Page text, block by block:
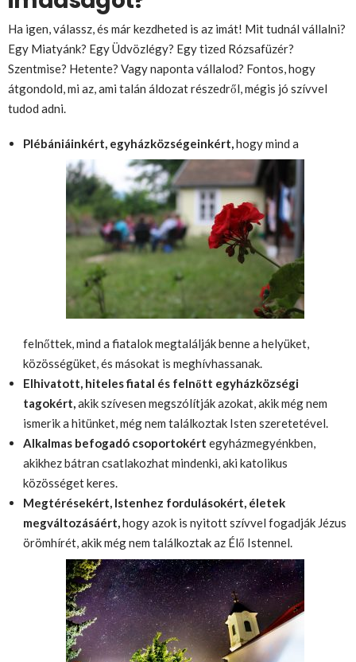
Ha igen, válassz, és már kezdheted is az imát! Mit tudnál vállalni?
Egy Miatyánk? Egy Üdvözlégy? Egy tized Rózsafüzér?
Szentmise? Hetente? Vagy naponta vállalod? Fontos, hogy
átgondold, mi az, ami talán áldozat részedről, mégis jó szívvel
tudod adni.
Plébániáinkért, egyházközségeinkért,hogy mind a
felnőttek, mind a fiatalok megtalálják benne a helyüket,
közösségüket, és másokat is meghívhassanak.
Elhivatott, hiteles fiatal és felnőtt egyházközségi
tagokért,akik szívesen megszólítják azokat, akik még nem
ismerik a hitünket, még nem találkoztak Isten szeretetével.
Alkalmas befogadó csoportokért egyházmegyénkben,
akikhez bátran csatlakozhat mindenki, aki katolikus
közösséget keres.
Megtérésekért, Istenhez fordulásokért, életek
megváltozásáért,hogy azok is nyitott szívvel fogadják Jézus
örömhírét, akik még nem találkoztak az Élő Istennel.